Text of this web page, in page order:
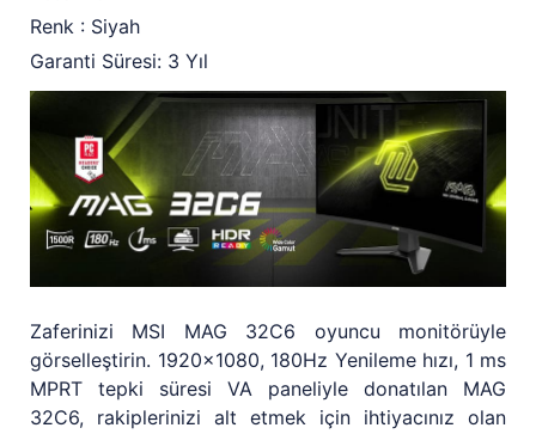
Renk : Siyah
Garanti Süresi: 3 Yıl
Zaferinizi MSI MAG 32C6 oyuncu monitörüyle
görselleştirin. 1920x1080, 180Hz Yenileme hızı, 1 ms
MPRT tepki süresi VA paneliyle donatılan MAG
32C6, rakiplerinizi alt etmek için ihtiyacınız olan